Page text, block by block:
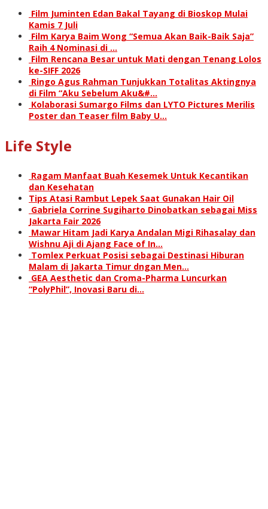
Film Juminten Edan Bakal Tayang di Bioskop Mulai
Kamis 7 Juli
Film Karya Baim Wong “Semua Akan Baik-Baik Saja”
Raih 4 Nominasi di …
Film Rencana Besar untuk Mati dengan Tenang Lolos
ke-SIFF 2026
Ringo Agus Rahman Tunjukkan Totalitas Aktingnya
di Film “Aku Sebelum Aku&#…
Kolaborasi Sumargo Films dan LYTO Pictures Merilis
Poster dan Teaser film Baby U…
Life Style
Ragam Manfaat Buah Kesemek Untuk Kecantikan
dan Kesehatan
Tips Atasi Rambut Lepek Saat Gunakan Hair Oil
Gabriela Corrine Sugiharto Dinobatkan sebagai Miss
Jakarta Fair 2026
Mawar Hitam Jadi Karya Andalan Migi Rihasalay dan
Wishnu Aji di Ajang Face of In…
Tomlex Perkuat Posisi sebagai Destinasi Hiburan
Malam di Jakarta Timur dngan Men…
GEA Aesthetic dan Croma-Pharma Luncurkan
“PolyPhil”, Inovasi Baru di…